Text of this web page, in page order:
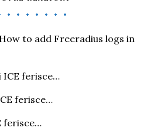
How to add Freeradius logs in
ICE ferisce…
ferisce…
ferisce…